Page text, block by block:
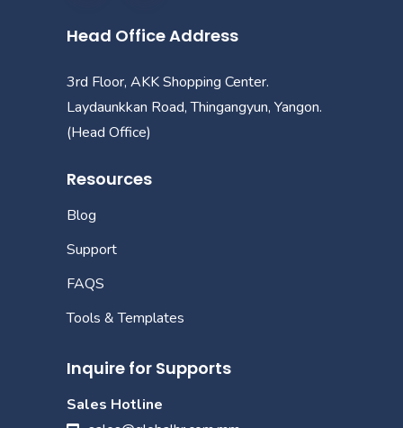
Head Office Address
3rd Floor, AKK Shopping Center.
Laydaunkkan Road, Thingangyun, Yangon.
(Head Office)
Resources
Blog
Support
FAQS
Tools & Templates
Inquire for Supports
Sales Hotline